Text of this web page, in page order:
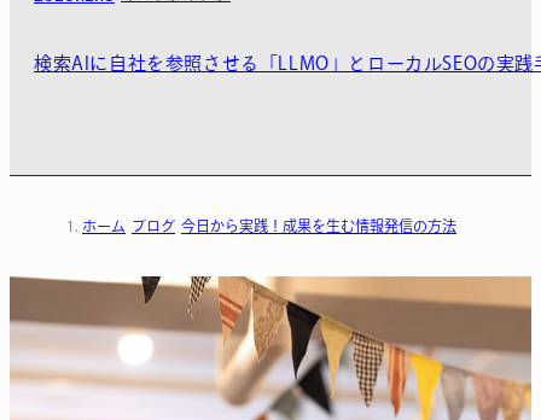
検索AIに自社を参照させる「LLMO」とローカルSEOの実践
ホーム ブログ 今日から実践！成果を生む情報発信の方法